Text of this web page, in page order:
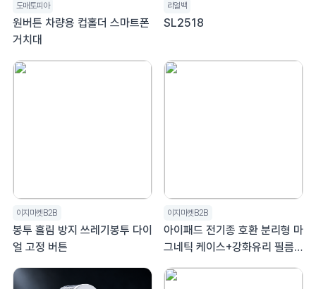
도매토피아
원버튼 차량용 컵홀더 스마트폰
거치대
리얼백
SL2518
이지마켓B2B
봉투 흘림 방지 쓰레기봉투 다이
얼 고정 버튼
이지마켓B2B
아이패드 전기종 호환 분리형 마
그네틱 케이스+강화유리 필름 1
매